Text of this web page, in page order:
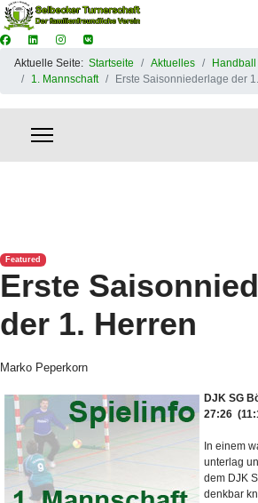
Aktuelle Seite: Startseite Aktuelles
1. Mannschaft
Erste Saisonniederlage der
Featured
Erste
der 1. Herren
Marko Peperkorn
DJK SG
27:26
In einem
unterlag
dem DJK
denkbar